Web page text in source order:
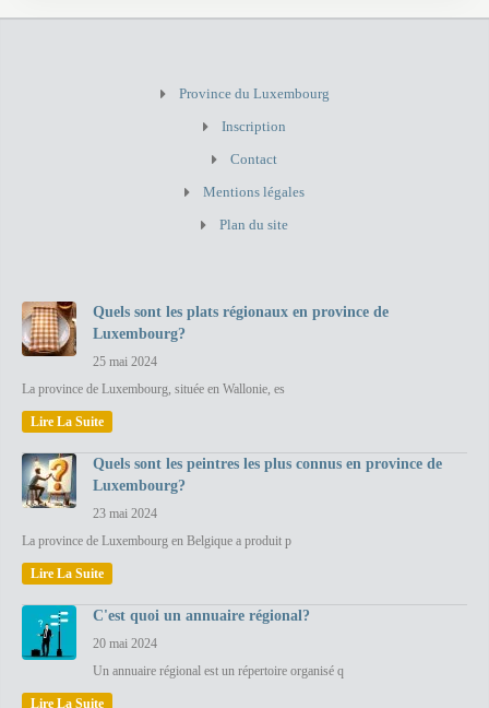
Province du Luxembourg
Inscription
Contact
Mentions légales
Plan du site
Quels sont les plats régionaux en province de
Luxembourg?
25 mai 2024
La province de Luxembourg, située en Wallonie, es
Lire La Suite
Quels sont les peintres les plus connus en province de
Luxembourg?
23 mai 2024
La province de Luxembourg en Belgique a produit p
Lire La Suite
C'est quoi un annuaire régional?
20 mai 2024
Un annuaire régional est un répertoire organisé q
Lire La Suite